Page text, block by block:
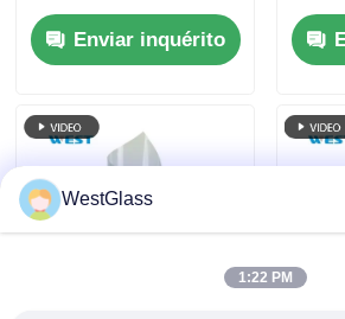
vidro brilhar
Enviar inquérito
carro
WestGlass
1:22 PM